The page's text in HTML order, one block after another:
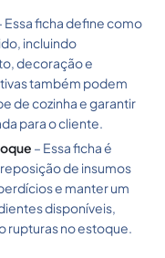
Essa ficha define como
incluindo
decoração e
também podem
de cozinha e garantir
para o cliente.
– Essa ficha é
de insumos
e manter um
disponíveis,
rupturas no estoque.